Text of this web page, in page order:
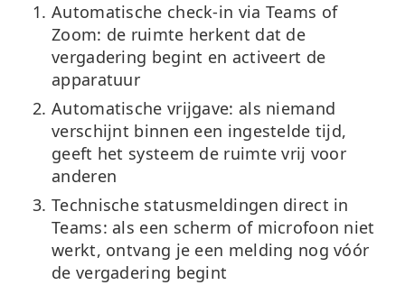
Automatische check-in via Teams of
Zoom: de ruimte herkent dat de
vergadering begint en activeert de
apparatuur
Automatische vrijgave: als niemand
verschijnt binnen een ingestelde tijd,
geeft het systeem de ruimte vrij voor
anderen
Technische statusmeldingen direct in
Teams: als een scherm of microfoon niet
werkt, ontvang je een melding nog vóór
de vergadering begint